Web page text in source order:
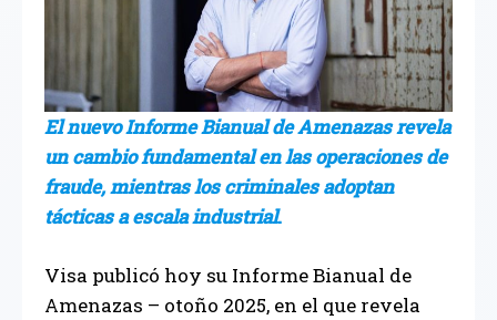
El nuevo Informe Bianual de Amenazas revela
un cambio fundamental en las operaciones de
fraude, mientras los criminales adoptan
tácticas a escala industrial.
Visa publicó hoy su Informe Bianual de
Amenazas – otoño 2025, en el que revela